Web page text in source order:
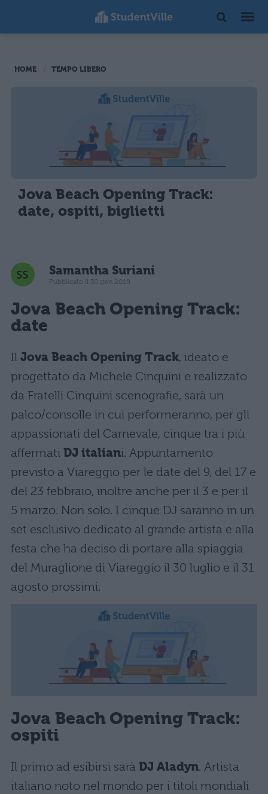
HOME TEMPO LIBERO
Jova Beach Opening Track:
date, ospiti, biglietti
Samantha Suriani
Pubblicato il 30 gen 2019
Jova Beach Opening Track:
date
Il Jova Beach Opening Track, ideato e
progettato da Michele Cinquini e realizzato
da Fratelli Cinquini scenografie, sarà un
palco/consolle in cui performeranno, per gli
appassionati del Carnevale, cinque tra i più
affermati DJ italiani. Appuntamento
previsto a Viareggio per le date del 9, del 17 e
del 23 febbraio, inoltre anche per il 3 e per il
5 marzo. Non solo. I cinque DJ saranno in un
set esclusivo dedicato al grande artista e alla
festa che ha deciso di portare alla spiaggia
del Muraglione di Viareggio il 30 luglio e il 31
agosto prossimi.
Jova Beach Opening Track:
ospiti
Il primo ad esibirsi sarà DJ Aladyn. Artista
italiano noto nel mondo per i titoli mondiali